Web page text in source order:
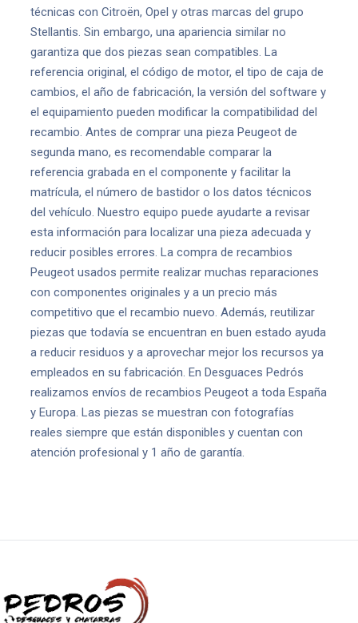
técnicas con Citroën, Opel y otras marcas del grupo
Stellantis. Sin embargo, una apariencia similar no
garantiza que dos piezas sean compatibles. La
referencia original, el código de motor, el tipo de caja de
cambios, el año de fabricación, la versión del software y
el equipamiento pueden modificar la compatibilidad del
recambio. Antes de comprar una pieza Peugeot de
segunda mano, es recomendable comparar la
referencia grabada en el componente y facilitar la
matrícula, el número de bastidor o los datos técnicos
del vehículo. Nuestro equipo puede ayudarte a revisar
esta información para localizar una pieza adecuada y
reducir posibles errores. La compra de recambios
Peugeot usados permite realizar muchas reparaciones
con componentes originales y a un precio más
competitivo que el recambio nuevo. Además, reutilizar
piezas que todavía se encuentran en buen estado ayuda
a reducir residuos y a aprovechar mejor los recursos ya
empleados en su fabricación. En Desguaces Pedrós
realizamos envíos de recambios Peugeot a toda España
y Europa. Las piezas se muestran con fotografías
reales siempre que están disponibles y cuentan con
atención profesional y 1 año de garantía.